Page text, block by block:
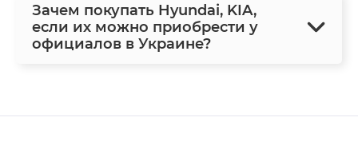
Зачем покупать Hyundai, KIA,
если их можно приобрести у
официалов в Украине?